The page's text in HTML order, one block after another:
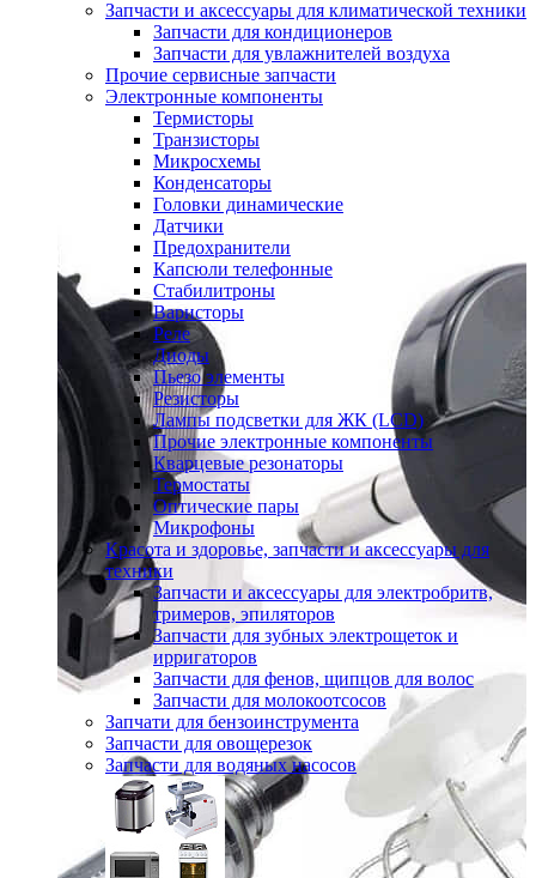
Запчасти и аксессуары для климатической техники
Запчасти для кондиционеров
Запчасти для увлажнителей воздуха
Прочие сервисные запчасти
Электронные компоненты
Термисторы
Транзисторы
Микросхемы
Конденсаторы
Головки динамические
Датчики
Предохранители
Капсюли телефонные
Стабилитроны
Варисторы
Реле
Диоды
Пьезо элементы
Резисторы
Лампы подсветки для ЖК (LCD)
Прочие электронные компоненты
Кварцевые резонаторы
Термостаты
Оптические пары
Микрофоны
Красота и здоровье, запчасти и аксессуары для
техники
Запчасти и аксессуары для электробритв,
тримеров, эпиляторов
Запчасти для зубных электрощеток и
ирригаторов
Запчасти для фенов, щипцов для волос
Запчасти для молокоотсосов
Запчати для бензоинструмента
Запчасти для овощерезок
Запчасти для водяных насосов